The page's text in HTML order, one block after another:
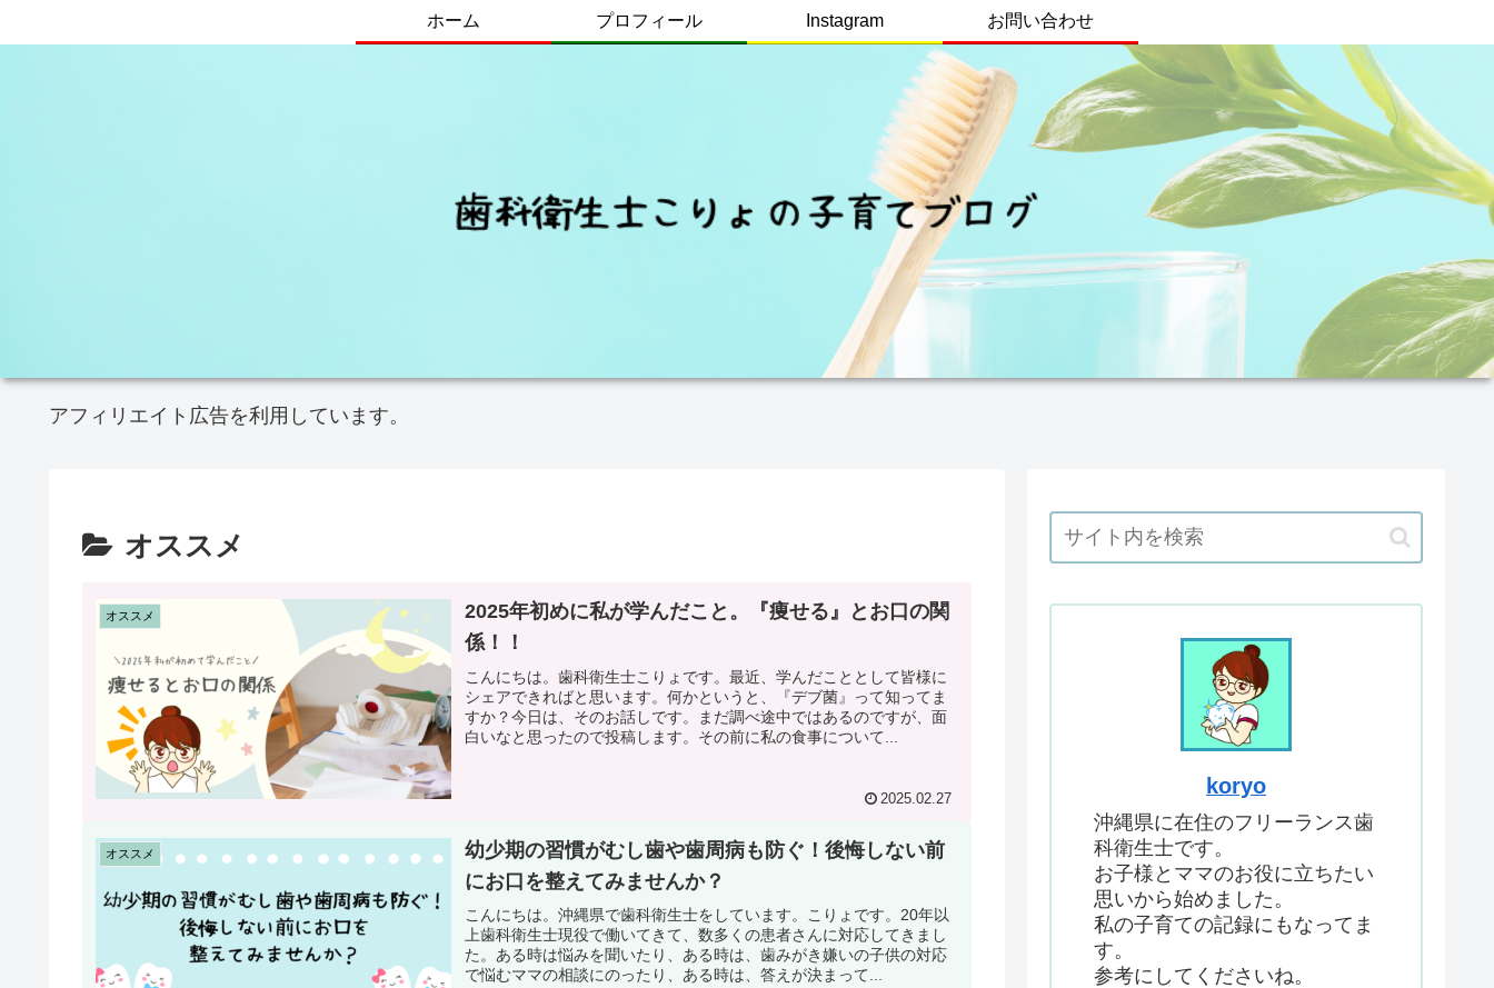
ホーム プロフィール Instagram お問い合わせ
アフィリエイト広告を利用しています。
オススメ
オススメ
2025年初めに私が学んだこと。『痩せる』とお口の関
係！！
こんにちは。歯科衛生士こりょです。最近、学んだこととして皆様に
シェアできればと思います。何かというと、『デブ菌』って知ってま
すか？今日は、そのお話しです。まだ調べ途中ではあるのですが、面
白いなと思ったので投稿します。その前に私の食事について...
2025.02.27
オススメ
幼少期の習慣がむし歯や歯周病も防ぐ！後悔しない前
にお口を整えてみませんか？
こんにちは。沖縄県で歯科衛生士をしています。こりょです。20年以
上歯科衛生士現役で働いてきて、数多くの患者さんに対応してきまし
た。ある時は悩みを聞いたり、ある時は、歯みがき嫌いの子供の対応
で悩むママの相談にのったり、ある時は、答えが決まって...
koryo
沖縄県に在住のフリーランス歯
科衛生士です。
お子様とママのお役に立ちたい
思いから始めました。
私の子育ての記録にもなってま
す。
参考にしてくださいね。